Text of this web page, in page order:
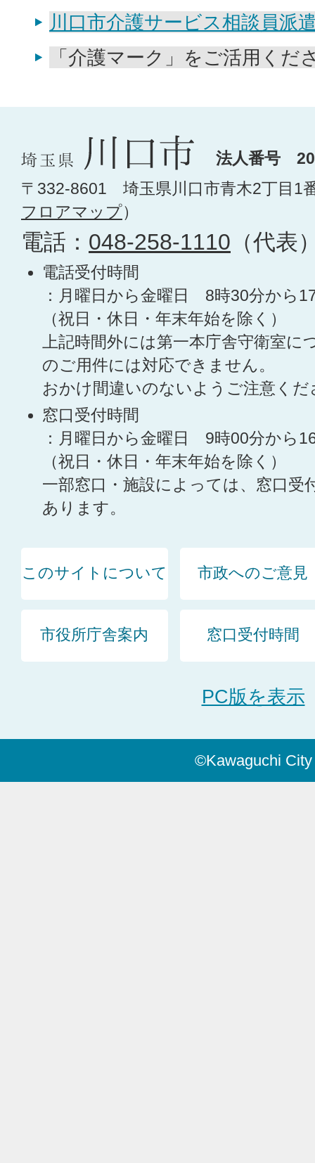
川口市介護サービス相談員派
「介護マーク」をご活用くだ
法人番号
〒332-8601 埼玉県川口市青木2丁目1
フロアマップ）
電話： 048-258-1110 （代表
電話受付時間
：月曜日から金曜日 8時30分から
（祝日・休日・年末年始を除く）
上記時間外には第一本庁舎守衛室
のご用件には対応できません。
おかけ間違いのないようご注意くだ
窓口受付時間
：月曜日から金曜日 9時00分から
（祝日・休日・年末年始を除く）
一部窓口・施設によっては、窓口受
あります。
このサイトについて 市政へのご意見
市役所庁舎案内 窓口受付時間
PC版を表示
©Kawaguchi City